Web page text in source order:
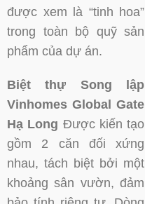
được xem là “tinh hoa”
trong toàn bộ quỹ sản
phẩm của dự án.
Biệt thự Song lập
Vinhomes Global Gate
Hạ Long Được kiến tạo
gồm 2 căn đối xứng
nhau, tách biệt bởi một
khoảng sân vườn, đảm